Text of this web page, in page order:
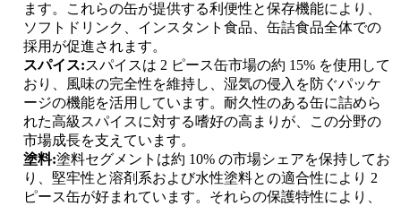
ます。これらの缶が提供する利便性と保存機能により、
ソフトドリンク、インスタント食品、缶詰食品全体での
採用が促進されます。
スパイス:スパイスは 2 ピース缶市場の約 15% を使用して
おり、風味の完全性を維持し、湿気の侵入を防ぐパッケ
ージの機能を活用しています。耐久性のある缶に詰めら
れた高級スパイスに対する嗜好の高まりが、この分野の
市場成長を支えています。
塗料:塗料セグメントは約 10% の市場シェアを保持してお
り、堅牢性と溶剤系および水性塗料との適合性により 2
ピース缶が好まれています。それらの保護特性により、